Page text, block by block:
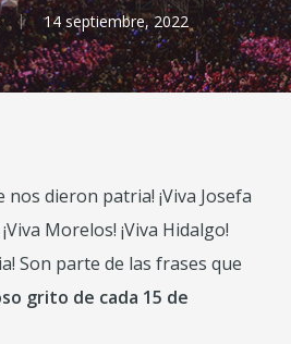
14 septiembre, 2022
nos dieron patria! ¡Viva Josefa
Morelos! ¡Viva Hidalgo!
Son parte de las frases que
grito de cada 15 de